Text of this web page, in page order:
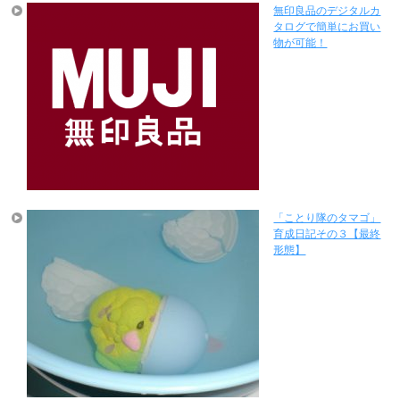
無印良品のデジタルカ
タログで簡単にお買い
物が可能！
「ことり隊のタマゴ」
育成日記その３【最終
形態】